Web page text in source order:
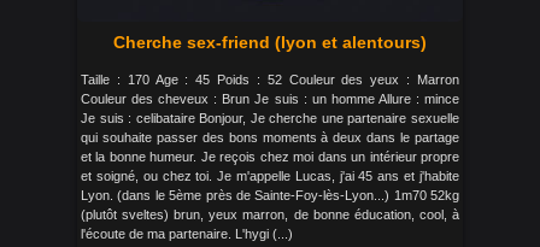
Cherche sex-friend (lyon et alentours)
Taille : 170 Age : 45 Poids : 52 Couleur des yeux : Marron
Couleur des cheveux : Brun Je suis : un homme Allure : mince
Je suis : celibataire Bonjour, Je cherche une partenaire sexuelle
qui souhaite passer des bons moments à deux dans le partage
et la bonne humeur. Je reçois chez moi dans un intérieur propre
et soigné, ou chez toi. Je m'appelle Lucas, j'ai 45 ans et j'habite
Lyon. (dans le 5ème près de Sainte-Foy-lès-Lyon...) 1m70 52kg
(plutôt sveltes) brun, yeux marron, de bonne éducation, cool, à
l'écoute de ma partenaire. L'hygi (...)